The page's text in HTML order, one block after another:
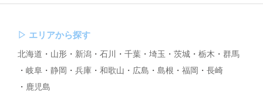
▷ エリアから探す
北海道 山形 新潟 石川 千葉 埼玉 茨城 栃木
群馬
岐阜
静岡 兵庫 和歌山 広島 島根 福岡
長崎
鹿児島